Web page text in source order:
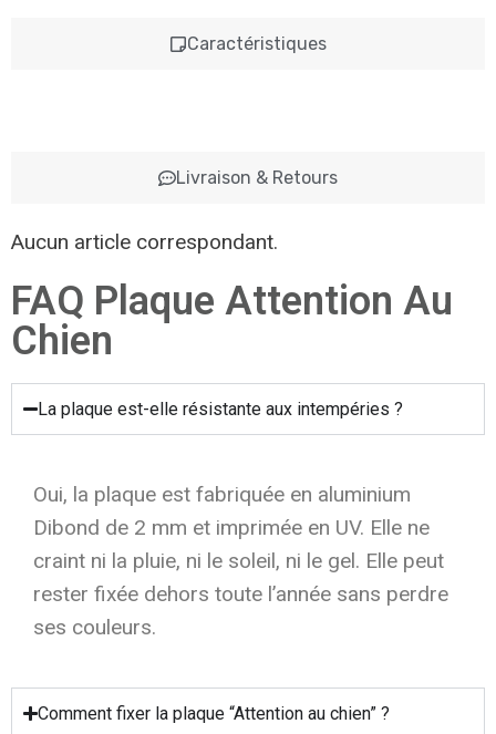
Caractéristiques
Livraison & Retours
Aucun article correspondant.
FAQ Plaque Attention Au
Chien
La plaque est-elle résistante aux intempéries ?
Oui, la plaque est fabriquée en aluminium
Dibond de 2 mm et imprimée en UV. Elle ne
craint ni la pluie, ni le soleil, ni le gel. Elle peut
rester fixée dehors toute l’année sans perdre
ses couleurs.
Comment fixer la plaque “Attention au chien” ?